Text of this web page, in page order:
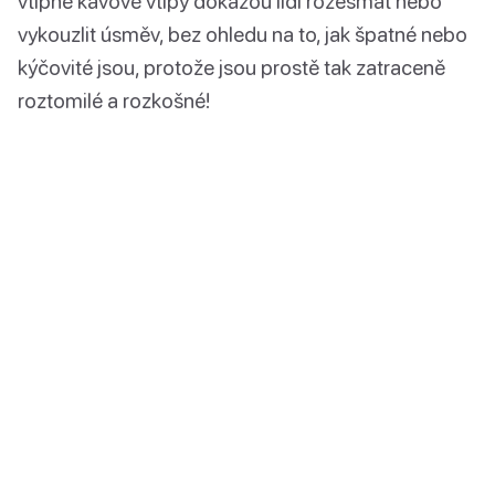
vykouzlit úsměv, bez ohledu na to, jak špatné nebo
kýčovité jsou, protože jsou prostě tak zatraceně
roztomilé a rozkošné!